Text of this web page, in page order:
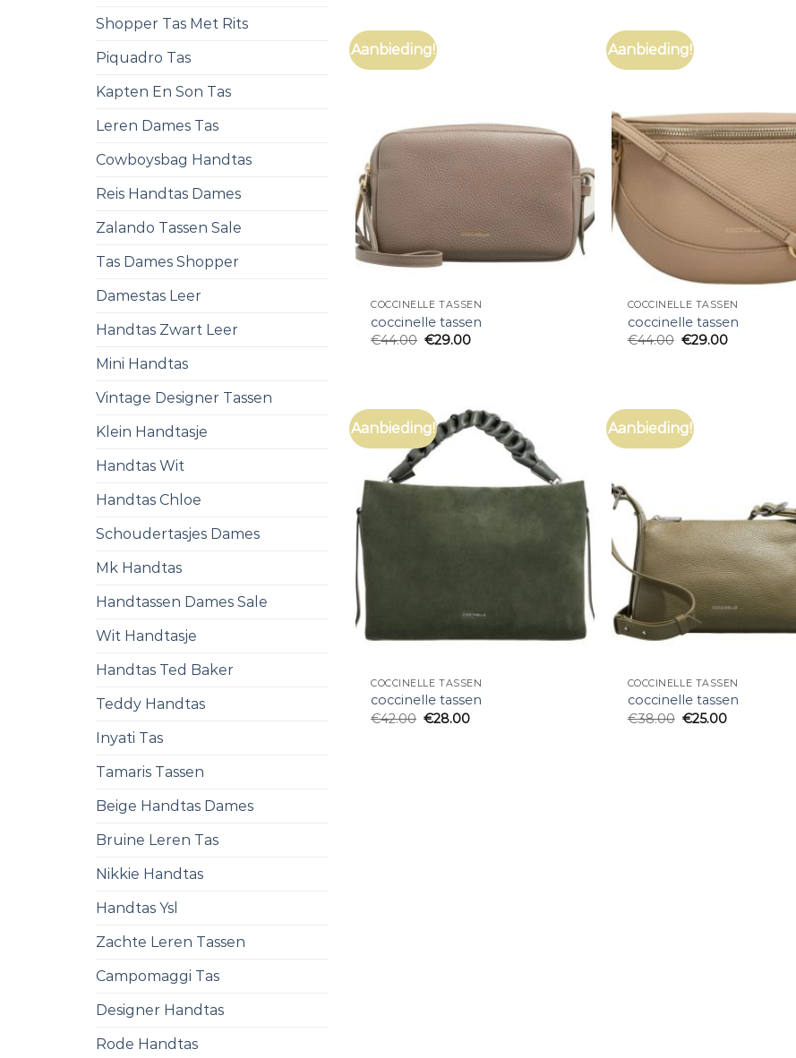
Shopper Tas Met Rits
Piquadro Tas
Kapten En Son Tas
Leren Dames Tas
Cowboysbag Handtas
Reis Handtas Dames
Zalando Tassen Sale
Tas Dames Shopper
Damestas Leer
Handtas Zwart Leer
Mini Handtas
Vintage Designer Tassen
Klein Handtasje
Handtas Wit
Handtas Chloe
Schoudertasjes Dames
Mk Handtas
Handtassen Dames Sale
Wit Handtasje
Handtas Ted Baker
Teddy Handtas
Inyati Tas
Tamaris Tassen
Beige Handtas Dames
Bruine Leren Tas
Nikkie Handtas
Handtas Ysl
Zachte Leren Tassen
Campomaggi Tas
Designer Handtas
Rode Handtas
Aanbieding!
COCCINELLE TASSEN
coccinelle tassen
€44.00 €29.00
Aanbieding!
COCCINELLE TASSEN
coccinelle tassen
€44.00 €29.00
Aanbieding!
COCCINELLE TASSEN
coccinelle tassen
€42.00 €28.00
Aanbieding!
COCCINELLE TASSEN
coccinelle tassen
€38.00 €25.00